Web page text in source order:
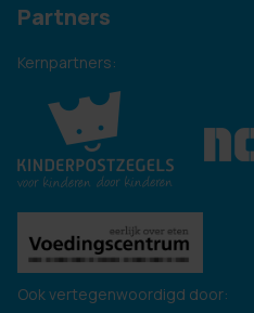
Partners
Kernpartners:
Ook vertegenwoordigd door: